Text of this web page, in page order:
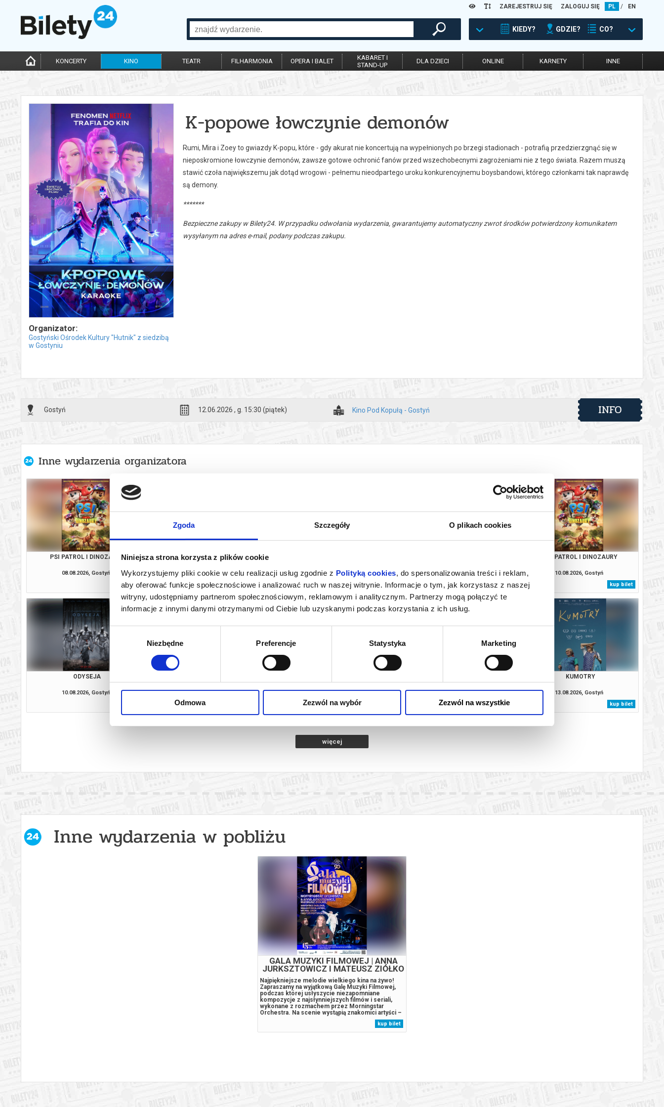
Zgoda Szczegóły O plikach cookies
Niniejsza strona korzysta z plików cookie
Wykorzystujemy pliki cookie w celu realizacji usług zgodnie z Polityką cookies, do spersonalizowania treści i reklam,
aby oferować funkcje społecznościowe i analizować ruch w naszej witrynie. Informacje o tym, jak korzystasz z naszej
witryny, udostępniamy partnerom społecznościowym, reklamowym i analitycznym. Partnerzy mogą połączyć te
informacje z innymi danymi otrzymanymi od Ciebie lub uzyskanymi podczas korzystania z ich usług.
Niezbędne Preferencje Statystyka Marketing
Odmowa Zezwól na wybór Zezwól na wszystkie
ZAREJESTRUJ SIĘ ZALOGUJ SIĘ PL / EN
KIEDY? GDZIE? CO?
KONCERTY KINO TEATR FILHARMONIA OPERA I BALET
KABARET I
STAND-UP
DLA DZIECI ONLINE KARNETY INNE
Organizator:
Gostyński Ośrodek Kultury "Hutnik" z siedzibą
w Gostyniu
K-popowe łowczynie demonów
Rumi, Mira i Zoey to gwiazdy K-popu, które - gdy akurat nie koncertują na wypełnionych po brzegi stadionach - potrafią przedzierzgnąć się w
nieposkromione łowczynie demonów, zawsze gotowe ochronić fanów przed wszechobecnymi zagrożeniami nie z tego świata. Razem muszą
stawić czoła największemu jak dotąd wrogowi - pełnemu nieodpartego uroku konkurencyjnemu boysbandowi, którego członkami tak naprawdę
są demony.
*******
Bezpieczne zakupy w Bilety24. W przypadku odwołania wydarzenia, gwarantujemy automatyczny zwrot środków potwierdzony komunikatem
wysyłanym na adres e-mail, podany podczas zakupu.
Gostyń 12.06.2026 , g. 15:30 (piątek) Kino Pod Kopułą - Gostyń INFO
Inne wydarzenia organizatora
PSI PATROL I DINOZAURY
08.08.2026, Gostyń
kup bilet
ODYSEJA
08.08.2026, Gostyń
kup bilet
09.08.2026, Gostyń
kup bilet
09.08.2026, Gostyń
kup bilet
PSI PATROL I DINOZAURY
10.08.2026, Gostyń
kup bilet
ODYSEJA
10.08.2026, Gostyń
11.08.2026, Gostyń
11.08.2026, Gostyń
FILMÓW ANDRZEJA WAJDY W 100.
ROCZNICĘ URODZIN - KRONIKA
WYPADKÓW MIŁOSNYCH
13.08.2026, Gostyń
kup bilet
KUMOTRY
13.08.2026, Gostyń
kup bilet
więcej
Inne wydarzenia w pobliżu
GALA MUZYKI FILMOWEJ | ANNA
JURKSZTOWICZ I MATEUSZ ZIÓŁKO
& MORNINGSTAR ORCHESTRA
Najpiękniejsze melodie wielkiego kina na żywo!
Zapraszamy na wyjątkową Galę Muzyki Filmowej,
podczas której usłyszycie niezapomniane
kompozycje z najsłynniejszych filmów i seriali,
wykonane z rozmachem przez Morningstar
Orchestra. Na scenie wystąpią znakomici artyści –
Anna Jurksztowicz oraz Mateusz Ziółko, którym
towarzyszyć będą utalentowani soliści: Weronika
Skalska, Małgorzata Janek, Michał Lech...
kup bilet